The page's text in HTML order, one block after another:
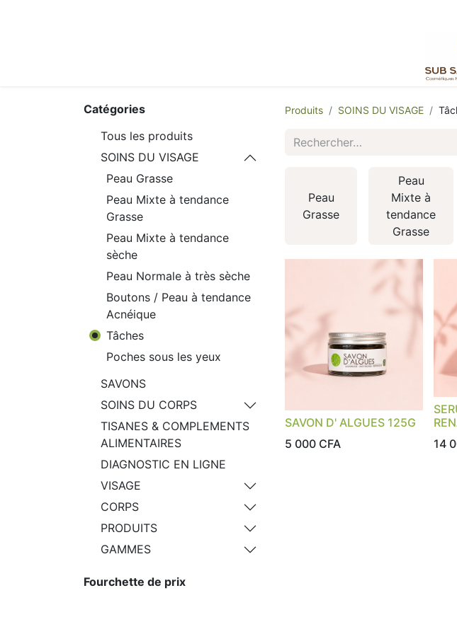
Catégories
Tous les produits
SOINS DU VISAGE
Peau Grasse
Peau Mixte à tendance
Grasse
Peau Mixte à tendance
sèche
Peau Normale à très sèche
Boutons / Peau à tendance
Acnéique
Tâches
Poches sous les yeux
SAVONS
SOINS DU CORPS
TISANES & COMPLEMENTS
ALIMENTAIRES
DIAGNOSTIC EN LIGNE
VISAGE
CORPS
PRODUITS
GAMMES
Fourchette de prix
Produits SOINS DU VISAGE
Peau
Grasse
Peau
Mixte à
tendance
Grasse
SAVON D' ALGUES 125G
5 000 CFA
14